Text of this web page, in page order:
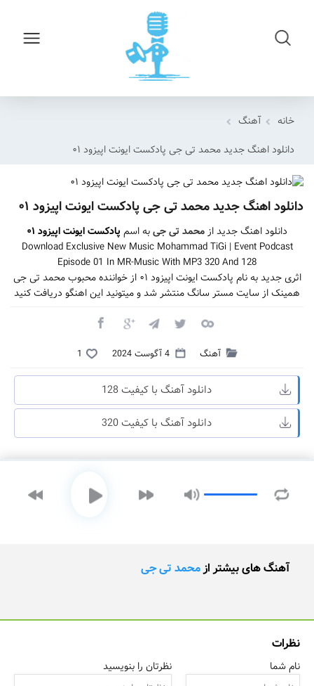
خانه
آهنگ
دانلود اهنگ جدید محمد تی جی پادکست ایونت اپیزود ۰۱
دانلود اهنگ جدید محمد تی جی پادکست ایونت اپیزود ۰۱
دانلود اهنگ جدید از محمد تی جیبه اسم پادکست ایونت اپیزود ۰۱
Download Exclusive New Music Mohammad TiGi | Event Podcast
Episode 01 In MR-Music With MP3 320 And 128
اثری جدید به نام پادکست ایونت اپیزود ۰۱ از خواننده محبوب محمد تی جی
همینک از سایت مستر سانگ منتشر شد و میتونید این اهنگو دریافت کنید
آهنگ 4 آگوست 2024 1
دانلود آهنگ با کیفیت 128
دانلود آهنگ با کیفیت 320
آهنگ های بیشتر ازمحمد تی جی
نظرات
نام شما نظرتان را بنویسید